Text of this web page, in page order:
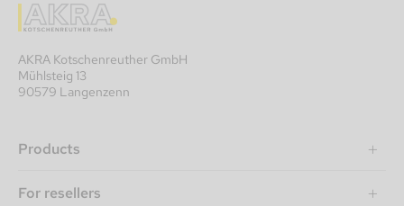
AKRA Kotschenreuther GmbH
Mühlsteig 13
90579 Langenzenn
Products
For resellers